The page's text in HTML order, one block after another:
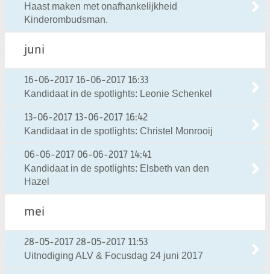
Haast maken met onafhankelijkheid
Kinderombudsman.
juni
16-06-2017 16-06-2017 16:33
Kandidaat in de spotlights: Leonie Schenkel
13-06-2017 13-06-2017 16:42
Kandidaat in de spotlights: Christel Monrooij
06-06-2017 06-06-2017 14:41
Kandidaat in de spotlights: Elsbeth van den
Hazel
mei
28-05-2017 28-05-2017 11:53
Uitnodiging ALV & Focusdag 24 juni 2017